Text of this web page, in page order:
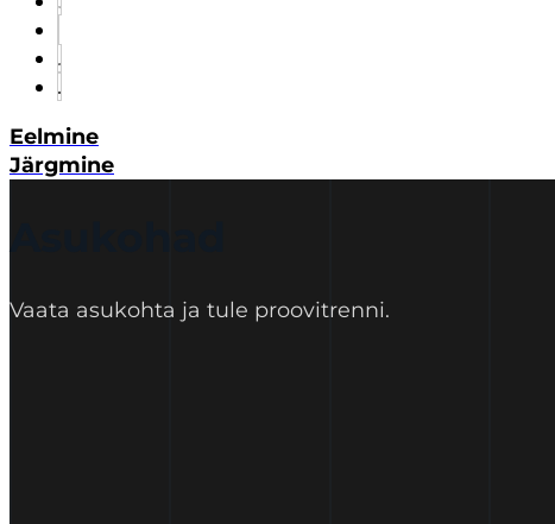
Eelmine
Järgmine
Vaata asukohta ja tule proovitrenni.